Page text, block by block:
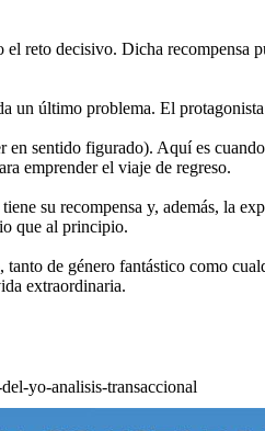
reto decisivo. Dicha recompensa
último problema. El
sentido figurado). Aquí es
emprender el viaje de regreso.
su recompensa y, además, la
que al principio.
de género fantástico como
extraordinaria.
yo-analisis-transaccional